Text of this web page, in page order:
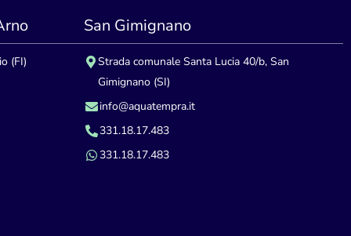
(FI)
San Gimignano
Strada comunale Santa Lucia 40/b, San
Gimignano (SI)
info@aquatempra.it
331.18.17.483
331.18.17.483